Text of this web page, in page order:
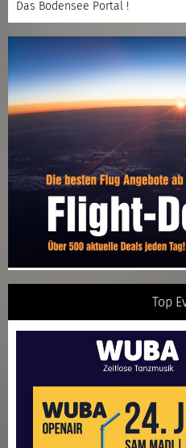
Das Bodensee Portal !
Top